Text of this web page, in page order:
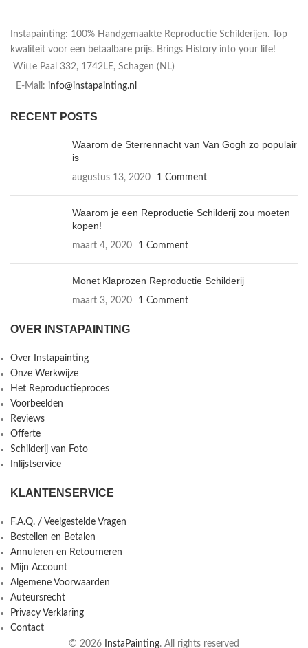
Instapainting: 100% Handgemaakte Reproductie Schilderijen. Top
kwaliteit voor een betaalbare prijs. Brings History into your life!
Witte Paal 332, 1742LE, Schagen (NL)
E-Mail: info@instapainting.nl
RECENT POSTS
Waarom de Sterrennacht van Van Gogh zo populair
is
augustus 13, 2020 1 Comment
Waarom je een Reproductie Schilderij zou moeten
kopen!
maart 4, 2020 1 Comment
Monet Klaprozen Reproductie Schilderij
maart 3, 2020 1 Comment
OVER INSTAPAINTING
Over Instapainting
Onze Werkwijze
Het Reproductieproces
Voorbeelden
Reviews
Offerte
Schilderij van Foto
Inlijstservice
KLANTENSERVICE
F.A.Q. / Veelgestelde Vragen
Bestellen en Betalen
Annuleren en Retourneren
Mijn Account
Algemene Voorwaarden
Auteursrecht
Privacy Verklaring
Contact
© 2026
InstaPainting. All rights reserved